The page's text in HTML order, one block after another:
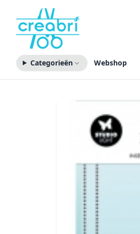
Categorieën Webshop